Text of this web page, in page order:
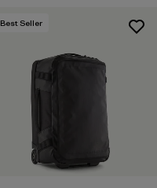
Best Seller